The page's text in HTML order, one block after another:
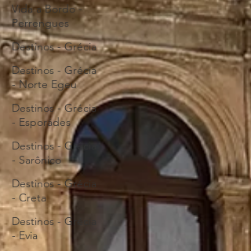
Vida a Bordo -
Perrengues
Destinos - Grécia
Destinos - Grécia
- Norte Egeu
Destinos - Grécia
- Esporádes
Destinos - Grécia
- Sarônico
Destinos - Grécia
- Creta
Destinos - Grécia
- Evia